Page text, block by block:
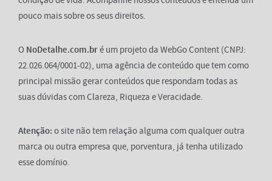
pouco mais sobre os seus direitos.
O NoDetalhe.com.bré um projeto da WebGo Content (CNPJ:
22.026.064/0001-02), uma agência de conteúdo que tem como
principal missão gerar conteúdos que respondam todas as
suas dúvidas com Clareza, Riqueza e Veracidade.
Atenção: o site não tem relação alguma com qualquer outra
marca ou outra empresa que, porventura, já tenha utilizado
esse domínio.